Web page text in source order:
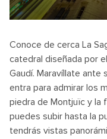
Conoce de cerca La
catedral diseñada por
Gaudí. Maravíllate
entra para admirar los
piedra de Montjuïc y la
puedes subir hasta la
tendrás vistas